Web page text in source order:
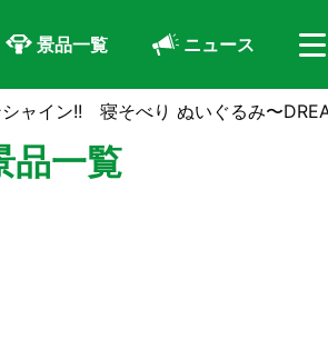
景品一覧 ニュース
シャイン!! 寝そべり ぬいぐるみ〜
品一覧